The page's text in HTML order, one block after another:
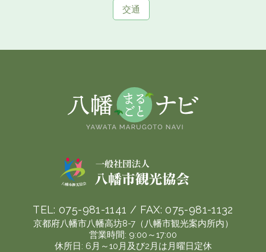
交通
TEL:075-981-1141 / FAX:075-981-1132
京都府八幡市八幡高坊8-7（八幡市観光案内所内）
営業時間: 9:00～17:00
休所日: 6月～10月及び2月は月曜日定休